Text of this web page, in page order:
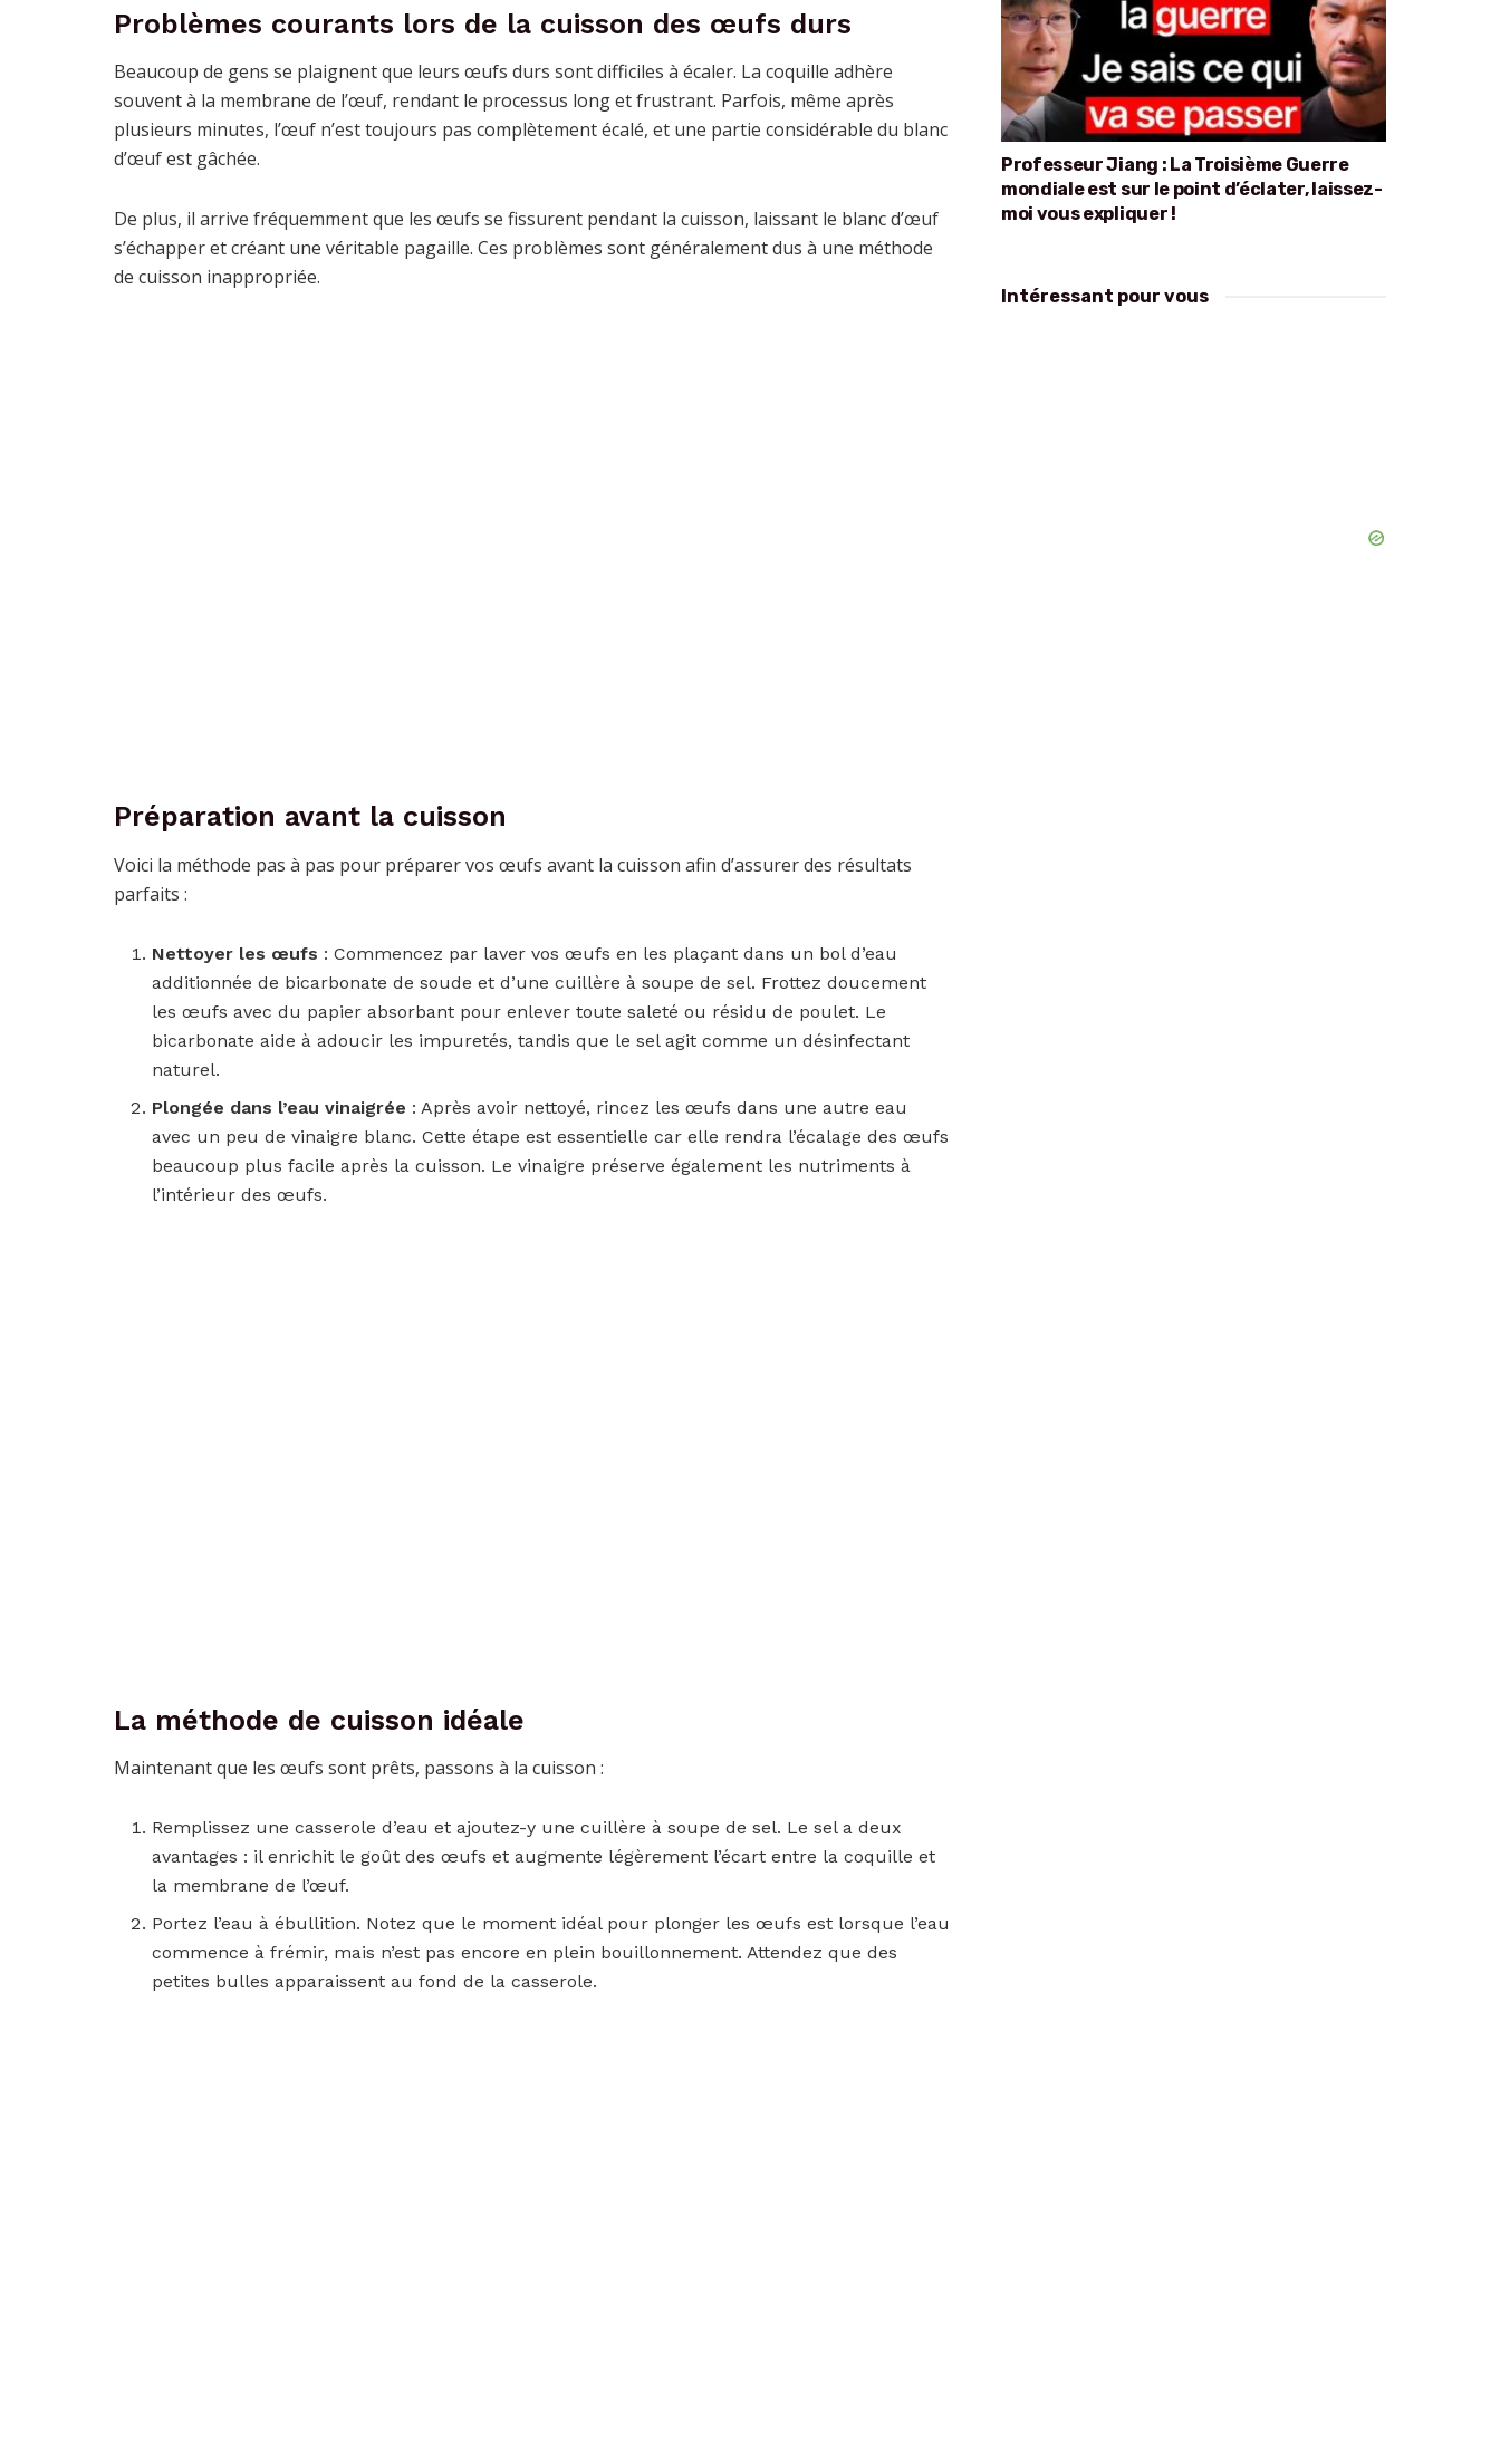
Problèmes courants lors de la cuisson des œufs durs
Beaucoup de gens se plaignent que leurs œufs durs sont difficiles à écaler. La coquille adhère
souvent à la membrane de l’œuf, rendant le processus long et frustrant. Parfois, même après
plusieurs minutes, l’œuf n’est toujours pas complètement écalé, et une partie considérable du blanc
d’œuf est gâchée.
De plus, il arrive fréquemment que les œufs se fissurent pendant la cuisson, laissant le blanc d’œuf
s’échapper et créant une véritable pagaille. Ces problèmes sont généralement dus à une méthode
de cuisson inappropriée.
Préparation avant la cuisson
Voici la méthode pas à pas pour préparer vos œufs avant la cuisson afin d’assurer des résultats
parfaits :
Nettoyer les œufs : Commencez par laver vos œufs en les plaçant dans un bol d’eau
additionnée de bicarbonate de soude et d’une cuillère à soupe de sel. Frottez doucement
les œufs avec du papier absorbant pour enlever toute saleté ou résidu de poulet. Le
bicarbonate aide à adoucir les impuretés, tandis que le sel agit comme un désinfectant
naturel.
Plongée dans l’eau vinaigrée : Après avoir nettoyé, rincez les œufs dans une autre eau
avec un peu de vinaigre blanc. Cette étape est essentielle car elle rendra l’écalage des œufs
beaucoup plus facile après la cuisson. Le vinaigre préserve également les nutriments à
l’intérieur des œufs.
La méthode de cuisson idéale
Maintenant que les œufs sont prêts, passons à la cuisson :
Remplissez une casserole d’eau et ajoutez-y une cuillère à soupe de sel. Le sel a deux
avantages : il enrichit le goût des œufs et augmente légèrement l’écart entre la coquille et
la membrane de l’œuf.
Portez l’eau à ébullition. Notez que le moment idéal pour plonger les œufs est lorsque l’eau
commence à frémir, mais n’est pas encore en plein bouillonnement. Attendez que des
petites bulles apparaissent au fond de la casserole.
Professeur Jiang : La Troisième Guerre
mondiale est sur le point d’éclater, laissez-
moi vous expliquer !
Intéressant pour vous